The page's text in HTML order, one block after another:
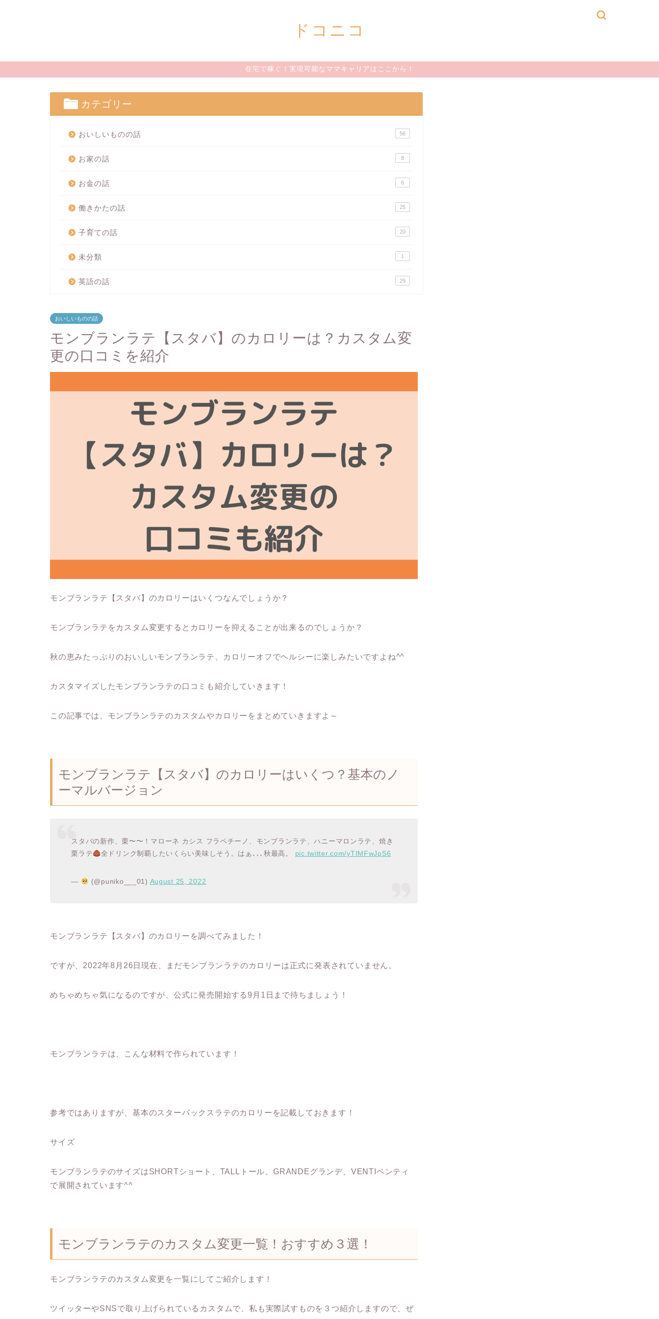
ドコニコ
在宅で稼ぐ！実現可能なママキャリアはここから！
カテゴリー
おいしいものの話 56
お家の話 8
お金の話 6
働きかたの話 25
子育ての話 20
未分類 1
英語の話 29
おいしいものの話
モンブランラテ【スタバ】のカロリーは？カスタム変
更の口コミを紹介
モンブランラテ【スタバ】のカロリーはいくつなんでしょうか？
モンブランラテをカスタム変更するとカロリーを抑えることが出来るのでしょうか？
秋の恵みたっぷりのおいしいモンブランラテ、カロリーオフでヘルシーに楽しみたいですよね^^
カスタマイズしたモンブランラテの口コミも紹介していきます！
この記事では、モンブランラテのカスタムやカロリーをまとめていきますよ～
モンブランラテ【スタバ】のカロリーはいくつ？基本のノ
ーマルバージョン
スタバの新作、栗〜〜！マローネ カシス フラペチーノ、モンブランラテ、ハニーマロンラテ、焼き
栗ラテ
全ドリンク制覇したいくらい美味しそう。はぁ､､､秋最高。 pic.twitter.com/yTIMFwJpS6
— (@puniko___01) August 25, 2022
モンブランラテ【スタバ】のカロリーを調べてみました！
ですが、2022年8月26日現在、まだモンブランラテのカロリーは正式に発表されていません。
めちゃめちゃ気になるのですが、公式に発売開始する9月1日まで待ちましょう！
モンブランラテは、こんな材料で作られています！
参考ではありますが、基本のスターバックスラテのカロリーを記載しておきます！
サイズ
モンブランラテのサイズはSHORTショート、TALLトール、GRANDEグランデ、VENTIベンティ
で展開されています^^
モンブランラテのカスタム変更一覧！おすすめ３選！
モンブランラテのカスタム変更を一覧にしてご紹介します！
ツイッターやSNSで取り上げられているカスタムで、私も実際試すものを３つ紹介しますので、ぜ